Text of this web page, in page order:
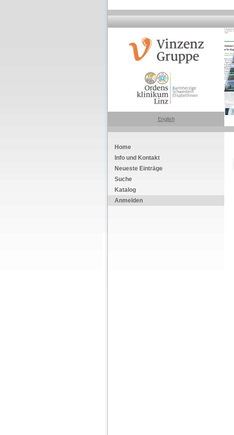
English
Home
Info und Kontakt
Neueste Einträge
Suche
Katalog
Anmelden